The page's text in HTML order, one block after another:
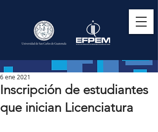
Inscripción de estudiantes
que inician Licenciatura
6 ene 2021